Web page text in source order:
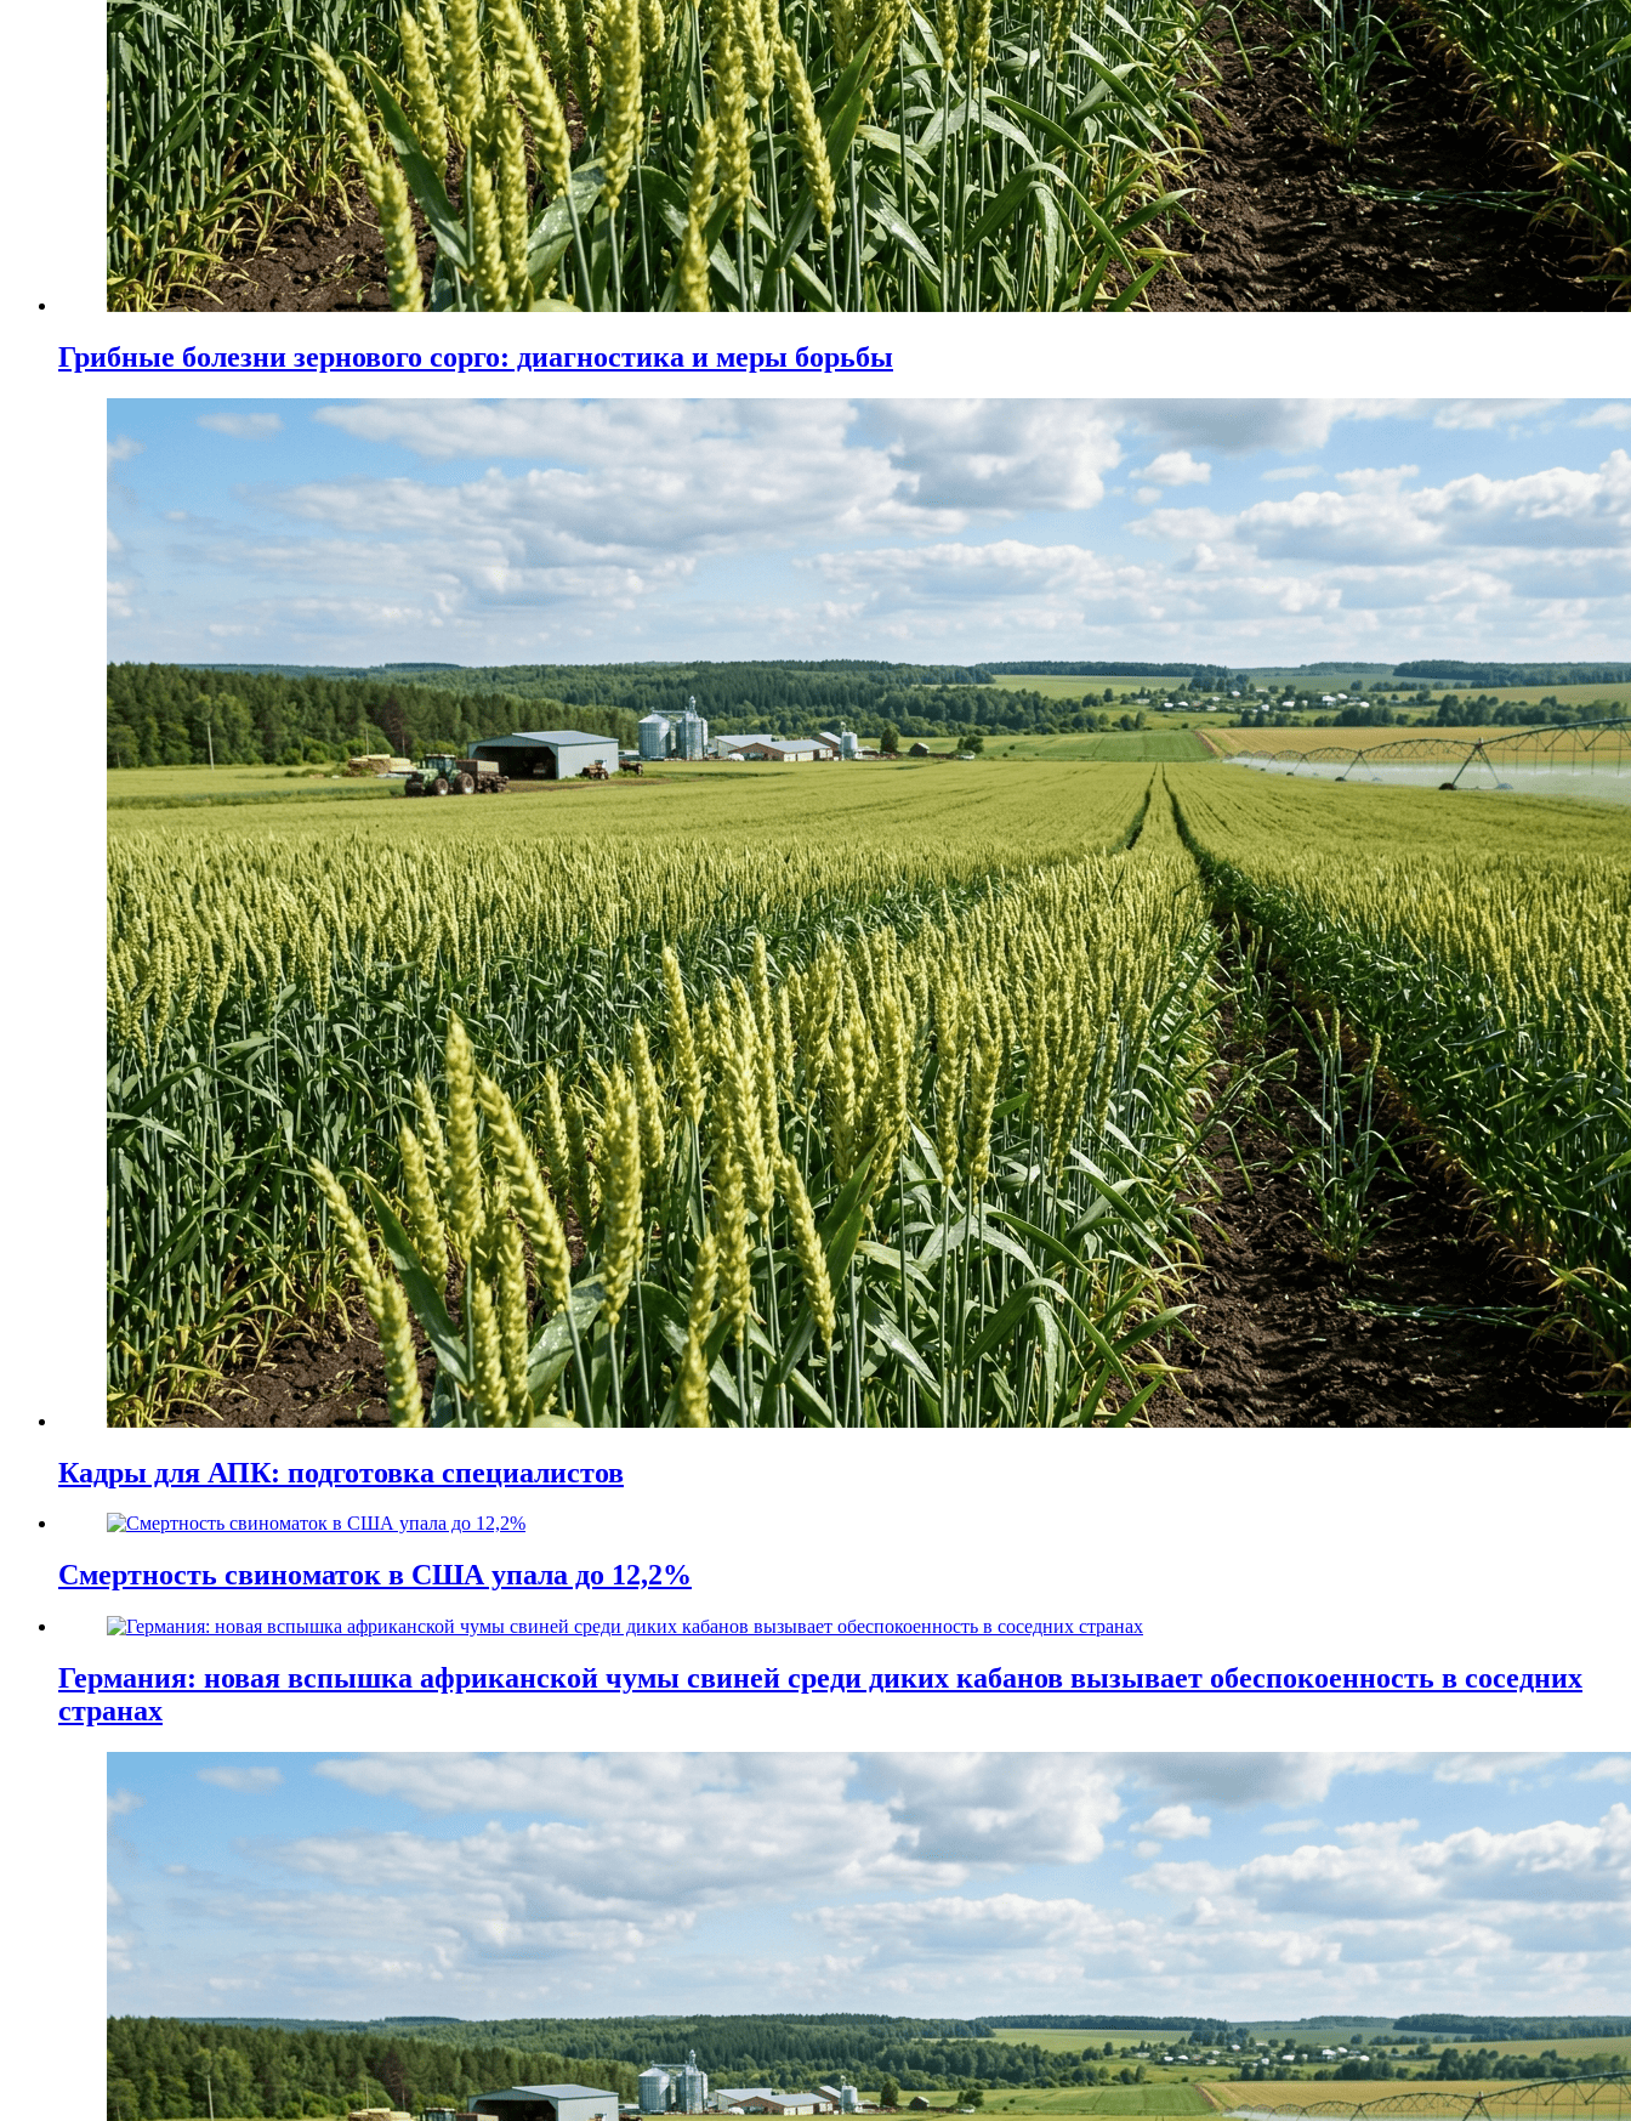
Грибные болезни зернового сорго: диагностика и меры борьбы
Кадры для АПК: подготовка специалистов
Смертность свиноматок в США упала до 12,2%
Германия: новая вспышка африканской чумы свиней среди диких кабанов вызывает обеспокоенность в соседних
странах